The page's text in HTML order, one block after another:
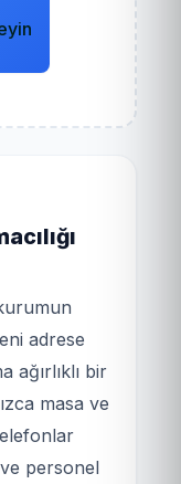
adrese
ağırlıklı bir
masa ve
personel